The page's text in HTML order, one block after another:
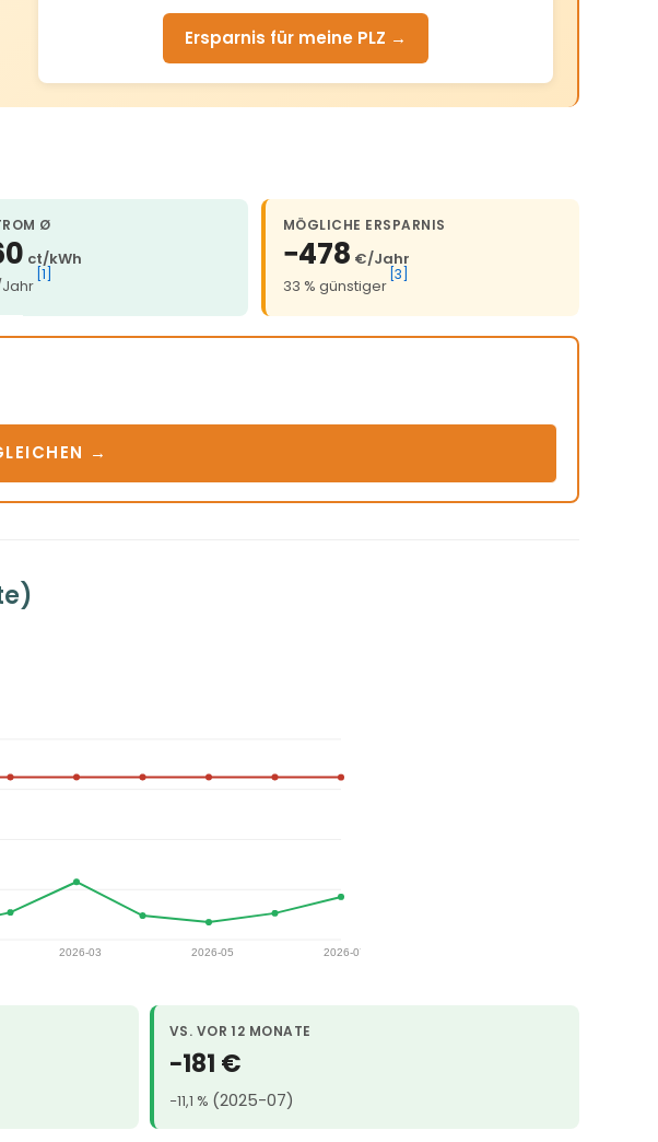
Ersparnis für meine PLZ →
Ø
ct/kWh
[1]
MÖGLICHE ERSPARNIS
−478 €/Jahr
33 % günstiger
[3]
→
VS. VOR 12 MONATE
−181 €
−11,1 % (2025-07)